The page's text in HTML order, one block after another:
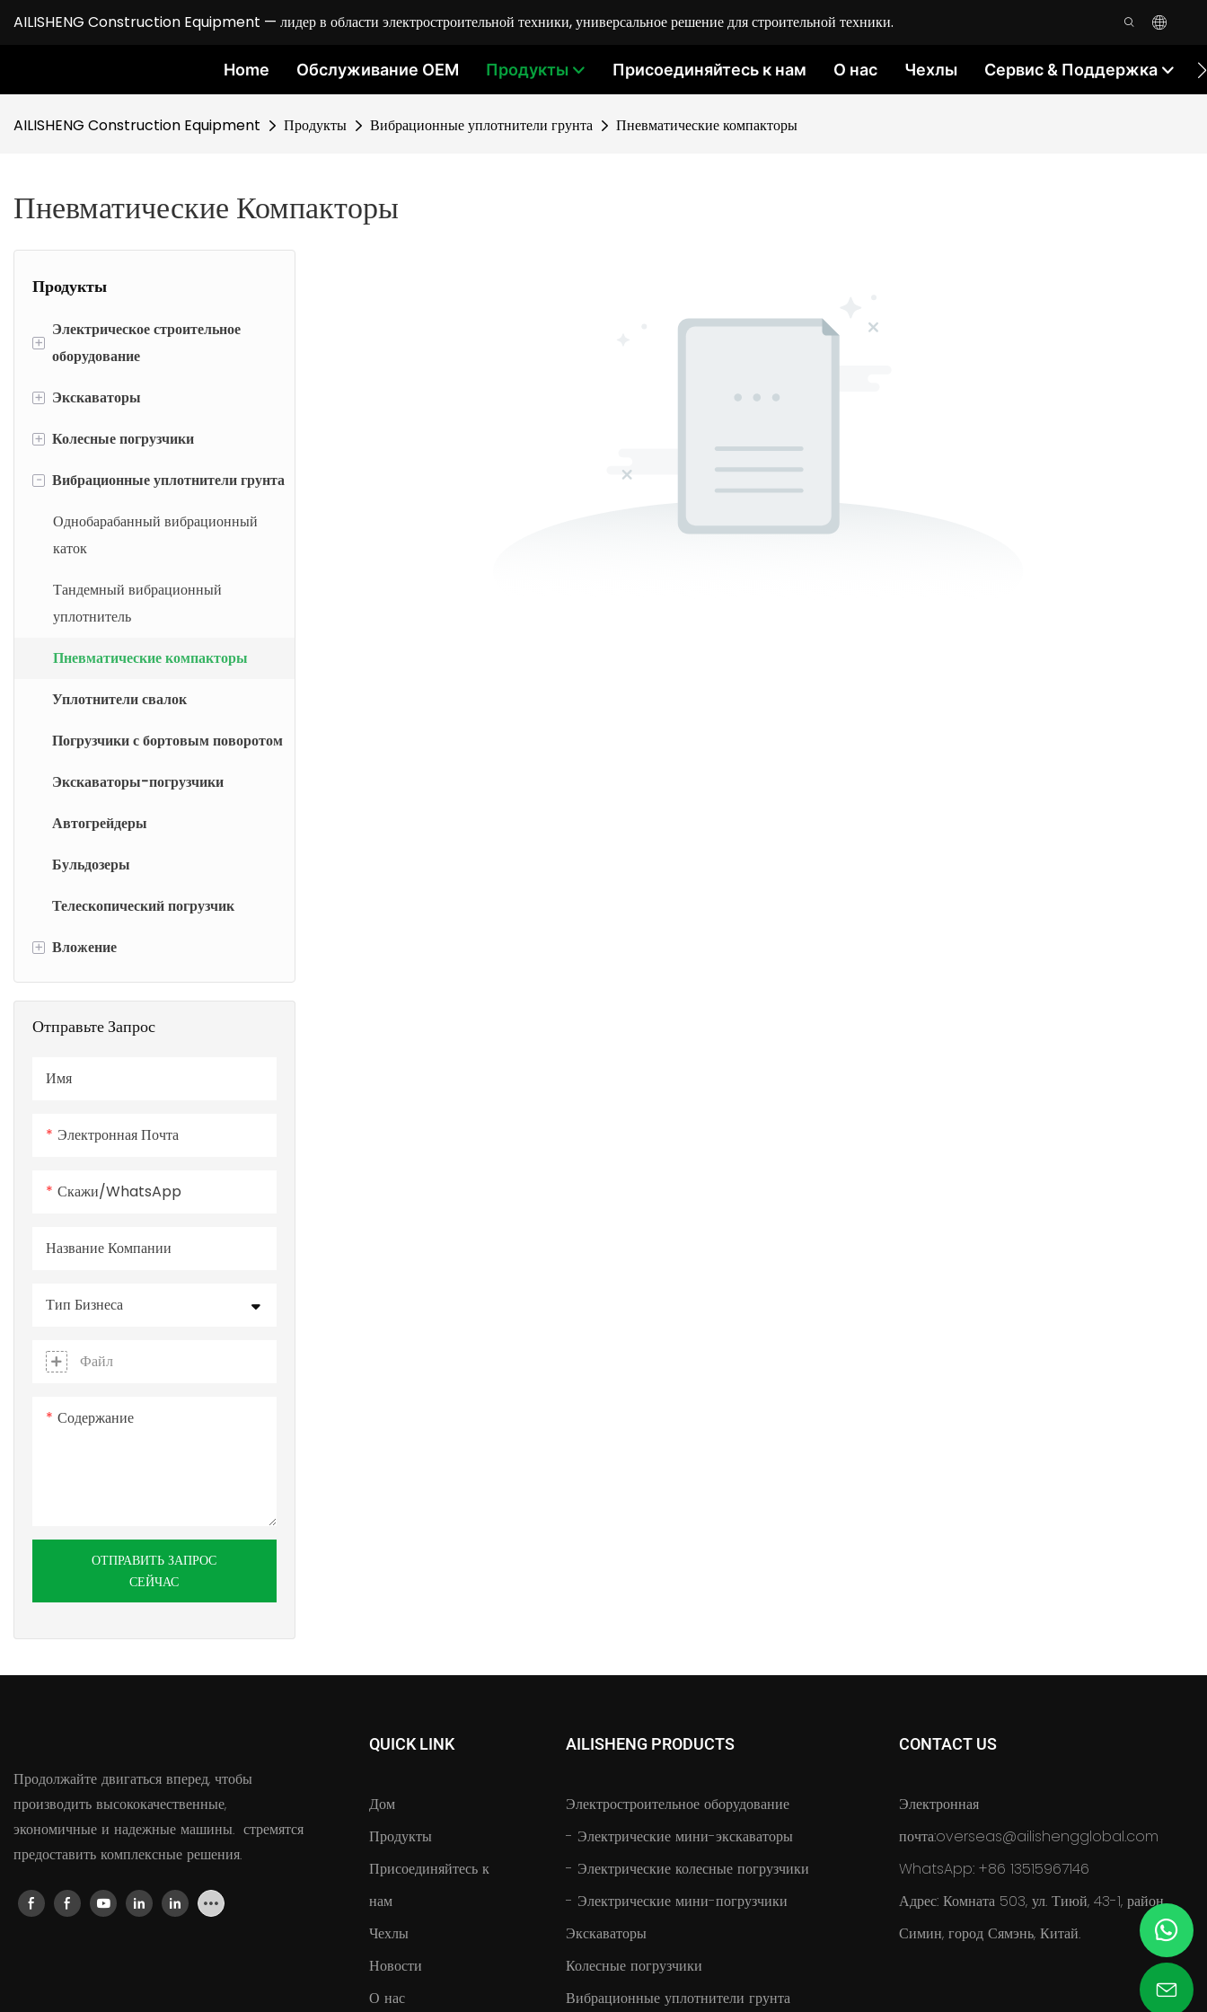
AILISHENG Construction Equipment — лидер в области электростроительной техники, универсальное решение для строительной техники.
Home Обслуживание OEM Продукты Присоединяйтесь к нам О нас Чехлы Сервис & Поддержка
AILISHENG Construction Equipment Продукты Вибрационные уплотнители грунта Пневматические компакторы
Пневматические Компакторы
Продукты
+
Электрическое строительное
оборудование
Электрический мини-погрузчик
Электрические мини-
бортовым поворотом
Электрические колесные
+ Экскаваторы
Мини-экскаваторы
Малые Экскаваторы
Средние экскаваторы
Колесные экскаваторы
+ Колесные погрузчики
Мини Колесные Погрузчики
Компактные колесные
погрузчики
Малые колесные погрузчики
Средние колесные погрузчики
Большие колесные погрузчики
- Вибрационные уплотнители грунта
Однобарабанный вибрационный
каток
Тандемный вибрационный
уплотнитель
Пневматические компакторы
Уплотнители свалок
Погрузчики с бортовым поворотом
Экскаваторы-погрузчики
Автогрейдеры
Бульдозеры
Телескопический погрузчик
+ Вложение
Навесное оборудование для
Отправьте Запрос
Имя
Электронная Почта
Скажи/WhatsApp
Название Компании
Тип Бизнеса
Файл
Содержание
ОТПРАВИТЬ ЗАПРОС
СЕЙЧАС
Продолжайте двигаться вперед, чтобы
производить высококачественные,
экономичные и надежные машины. стремятся
предоставить комплексные решения.
QUICK LINK
Дом
Продукты
Присоединяйтесь к
нам
Чехлы
Новости
О нас
AILISHENG PRODUCTS
Электростроительное оборудование
- Электрические мини-экскаваторы
- Электрические колесные погрузчики
- Электрические мини-погрузчики
Экскаваторы
Колесные погрузчики
Вибрационные уплотнители грунта
CONTACT US
Электронная
почта:overseas@ailishengglobal.com
WhatsApp: +86 13515967146
Адрес: Комната 503, ул. Тиюй, 43-1, район
Симин, город Сямэнь, Китай.